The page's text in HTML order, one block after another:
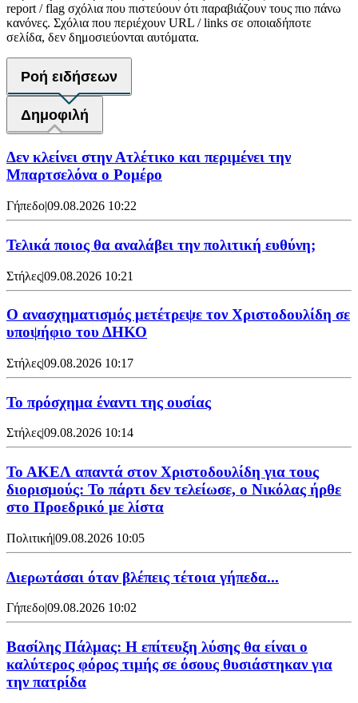
report / flag σχόλια που πιστεύουν ότι παραβιάζουν τους πιο πάνω
κανόνες. Σχόλια που περιέχουν URL / links σε οποιαδήποτε
σελίδα, δεν δημοσιεύονται αυτόματα.
Ροή ειδήσεων
Δημοφιλή
Δεν κλείνει στην Ατλέτικο και περιμένει την
Μπαρτσελόνα ο Ρομέρο
Γήπεδο|09.08.2026 10:22
Τελικά ποιος θα αναλάβει την πολιτική ευθύνη;
Στήλες|09.08.2026 10:21
Ο ανασχηματισμός μετέτρεψε τον Χριστοδουλίδη σε
υποψήφιο του ΔΗΚΟ
Στήλες|09.08.2026 10:17
Το πρόσχημα έναντι της ουσίας
Στήλες|09.08.2026 10:14
Το ΑΚΕΛ απαντά στον Χριστοδουλίδη για τους
διορισμούς: Το πάρτι δεν τελείωσε, ο Νικόλας ήρθε
στο Προεδρικό με λίστα
Πολιτική|09.08.2026 10:05
Διερωτάσαι όταν βλέπεις τέτοια γήπεδα...
Γήπεδο|09.08.2026 10:02
Βασίλης Πάλμας: Η επίτευξη λύσης θα είναι ο
καλύτερος φόρος τιμής σε όσους θυσιάστηκαν για
την πατρίδα